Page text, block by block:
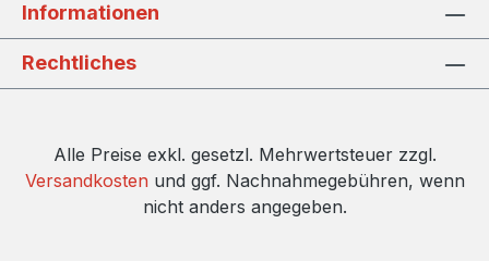
Informationen
Rechtliches
Alle Preise exkl. gesetzl. Mehrwertsteuer zzgl.
Versandkosten und ggf. Nachnahmegebühren, wenn
nicht anders angegeben.